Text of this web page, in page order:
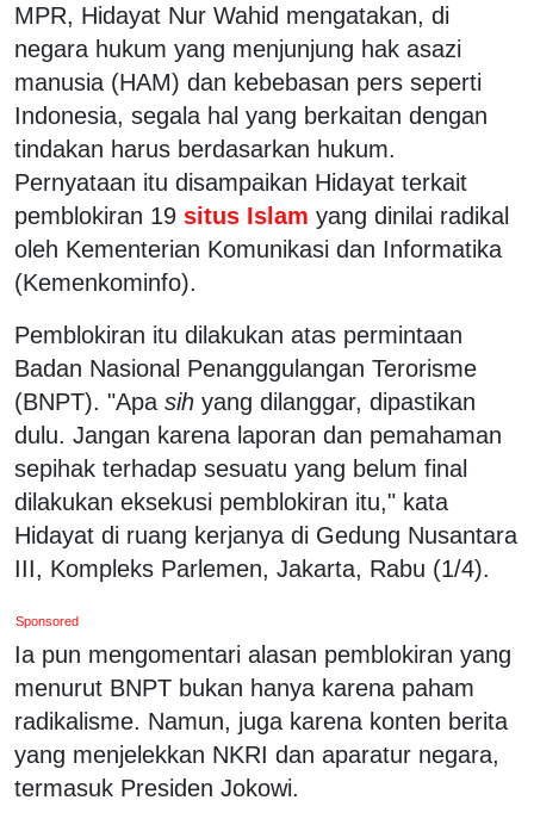
MPR, Hidayat Nur Wahid mengatakan, di
negara hukum yang menjunjung hak asazi
manusia (HAM) dan kebebasan pers seperti
Indonesia, segala hal yang berkaitan dengan
tindakan harus berdasarkan hukum.
Pernyataan itu disampaikan Hidayat terkait
pemblokiran 19 situs Islam yang dinilai radikal
oleh Kementerian Komunikasi dan Informatika
(Kemenkominfo).
Pemblokiran itu dilakukan atas permintaan
Badan Nasional Penanggulangan Terorisme
(BNPT). "Apa sih yang dilanggar, dipastikan
dulu. Jangan karena laporan dan pemahaman
sepihak terhadap sesuatu yang belum final
dilakukan eksekusi pemblokiran itu," kata
Hidayat di ruang kerjanya di Gedung Nusantara
III, Kompleks Parlemen, Jakarta, Rabu (1/4).
Sponsored
Ia pun mengomentari alasan pemblokiran yang
menurut BNPT bukan hanya karena paham
radikalisme. Namun, juga karena konten berita
yang menjelekkan NKRI dan aparatur negara,
termasuk Presiden Jokowi.